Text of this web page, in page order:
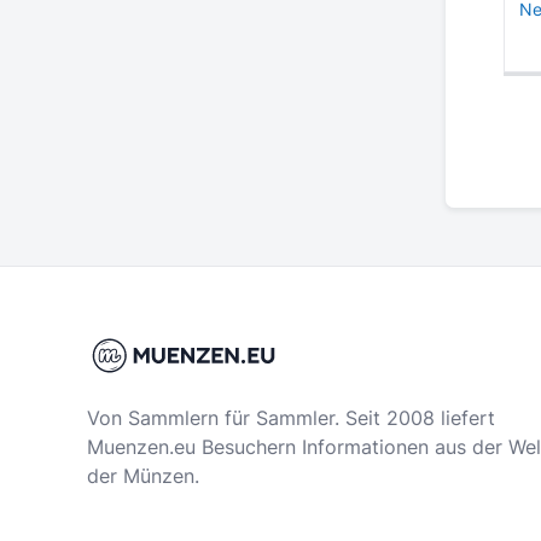
Von Sammlern für Sammler. Seit 2008 liefert
Muenzen.eu Besuchern Informationen aus der
der Münzen.